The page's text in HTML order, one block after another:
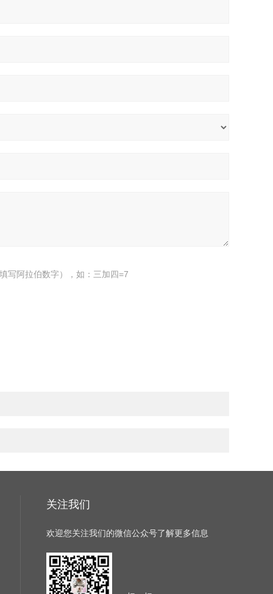
写阿拉伯数字），如：三加四=7
关注我们
欢迎您关注我们的微信公众号了解更多信息